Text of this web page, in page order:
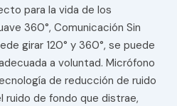
para la vida de los
360°, Comunicación Sin
girar 120° y 360°, se puede
a voluntad. Micrófono
de reducción de ruido
ruido de fondo que distrae,